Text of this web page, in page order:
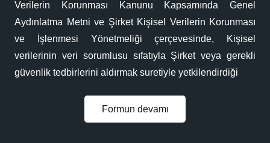
Verilerin Korunması Kanunu Kapsamında Genel
Aydınlatma Metni ve Şirket Kişisel Verilerin Korunması
ve İşlenmesi Yönetmeliği çerçevesinde, Kişisel
verilerinin veri sorumlusu sıfatıyla Şirket veya gerekli
güvenlik tedbirlerini aldırmak suretiyle yetkilendirdiği
Formun devamı